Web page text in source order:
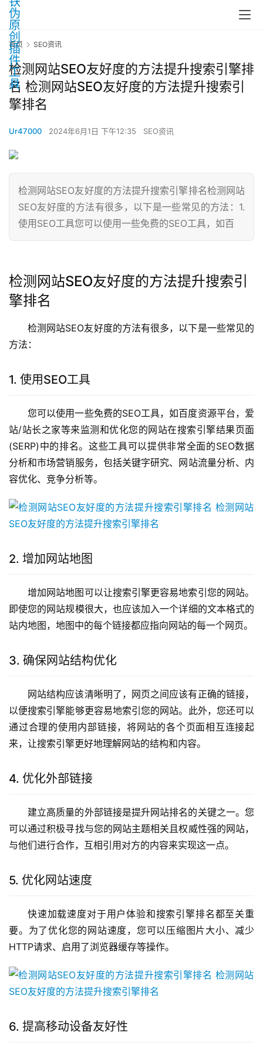
首页 SEO资讯
检测网站SEO友好度的方法提升搜索引擎排
名 检测网站SEO友好度的方法提升搜索引
擎排名
Ur47000 2024年6月1日 下午12:35 SEO资讯
检测网站SEO友好度的方法提升搜索引擎排名检测网站
SEO友好度的方法有很多，以下是一些常见的方法：1.
使用SEO工具您可以使用一些免费的SEO工具，如百
检测网站SEO友好度的方法提升搜索引
擎排名
检测网站SEO友好度的方法有很多，以下是一些常见的
方法：
1. 使用SEO工具
您可以使用一些免费的SEO工具，如百度资源平台，爱
站/站长之家等来监测和优化您的网站在搜索引擎结果页面
(SERP)中的排名。这些工具可以提供非常全面的SEO数据
分析和市场营销服务，包括关键字研究、网站流量分析、内
容优化、竞争分析等。
2. 增加网站地图
增加网站地图可以让搜索引擎更容易地索引您的网站。
即使您的网站规模很大，也应该加入一个详细的文本格式的
站内地图，地图中的每个链接都应指向网站的每一个网页。
3. 确保网站结构优化
网站结构应该清晰明了，网页之间应该有正确的链接，
以便搜索引擎能够更容易地索引您的网站。此外，您还可以
通过合理的使用内部链接，将网站的各个页面相互连接起
来，让搜索引擎更好地理解网站的结构和内容。
4. 优化外部链接
建立高质量的外部链接是提升网站排名的关键之一。您
可以通过积极寻找与您的网站主题相关且权威性强的网站，
与他们进行合作，互相引用对方的内容来实现这一点。
5. 优化网站速度
快速加载速度对于用户体验和搜索引擎排名都至关重
要。为了优化您的网站速度，您可以压缩图片大小、减少
HTTP请求、启用了浏览器缓存等操作。
6. 提高移动设备友好性